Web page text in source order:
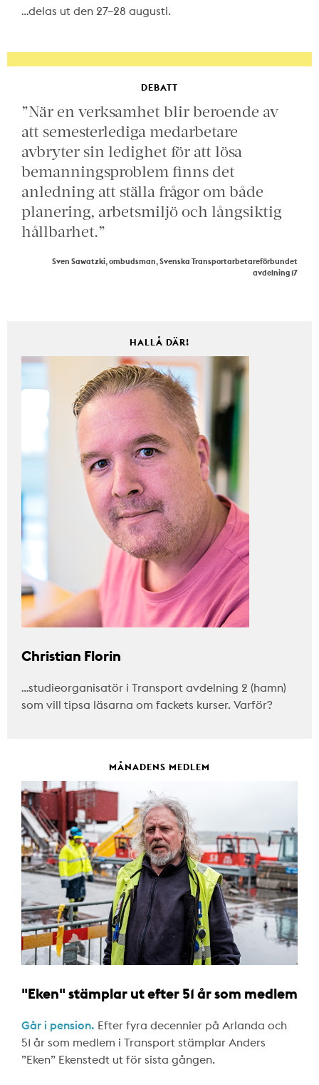
…delas ut den 27–28 augusti.
DEBATT
”När en verksamhet blir beroende av
att semesterlediga medarbetare
avbryter sin ledighet för att lösa
bemanningsproblem finns det
anledning att ställa frågor om både
planering, arbetsmiljö och långsiktig
hållbarhet.”
Sven Sawatzki, ombudsman, Svenska Transportarbetareförbundet
avdelning 17
HALLÅ DÄR!
Christian Florin
…studieorganisatör i Transport avdelning 2 (hamn)
som vill tipsa läsarna om fackets kurser. Varför?
MÅNADENS MEDLEM
"Eken" stämplar ut efter 51 år som medlem
Går i pension. Efter fyra decennier på Arlanda och
51 år som medlem i Transport stämplar Anders
”Eken” Ekenstedt ut för sista gången.